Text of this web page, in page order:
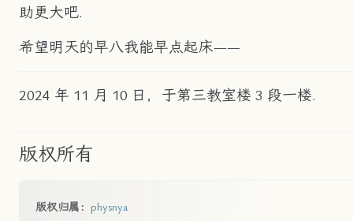
助更大吧.
希望明天的早八我能早点起床——
2024 年 11 月 10 日，于第三教室楼 3 段一楼.
版权所有
版权归属： physnya